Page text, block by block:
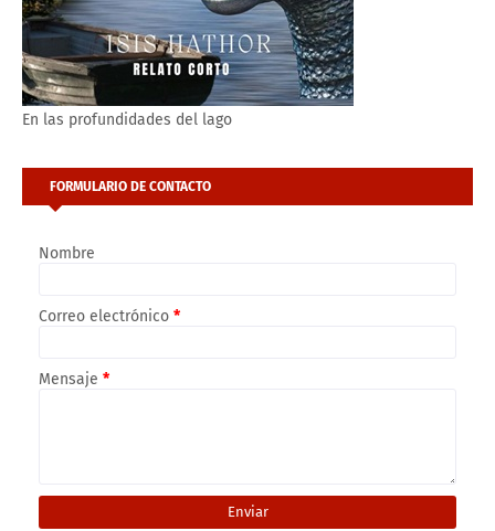
En las profundidades del lago
FORMULARIO DE CONTACTO
Nombre
Correo electrónico *
Mensaje *